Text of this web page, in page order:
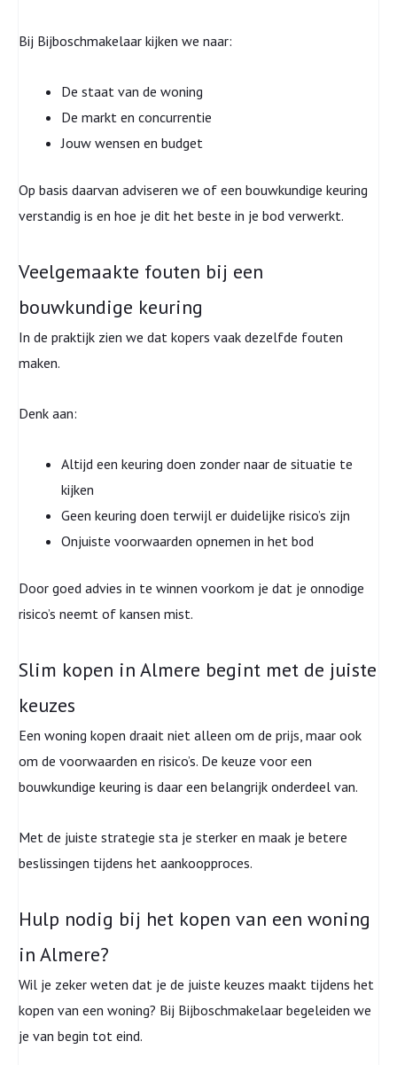
Bij Bijboschmakelaar kijken we naar:
De staat van de woning
De markt en concurrentie
Jouw wensen en budget
Op basis daarvan adviseren we of een bouwkundige keuring
verstandig is en hoe je dit het beste in je bod verwerkt.
Veelgemaakte fouten bij een
bouwkundige keuring
In de praktijk zien we dat kopers vaak dezelfde fouten
maken.
Denk aan:
Altijd een keuring doen zonder naar de situatie te
kijken
Geen keuring doen terwijl er duidelijke risico’s zijn
Onjuiste voorwaarden opnemen in het bod
Door goed advies in te winnen voorkom je dat je onnodige
risico’s neemt of kansen mist.
Slim kopen in Almere begint met de juiste
keuzes
Een woning kopen draait niet alleen om de prijs, maar ook
om de voorwaarden en risico’s. De keuze voor een
bouwkundige keuring is daar een belangrijk onderdeel van.
Met de juiste strategie sta je sterker en maak je betere
beslissingen tijdens het aankoopproces.
Hulp nodig bij het kopen van een woning
in Almere?
Wil je zeker weten dat je de juiste keuzes maakt tijdens het
kopen van een woning? Bij Bijboschmakelaar begeleiden we
je van begin tot eind.